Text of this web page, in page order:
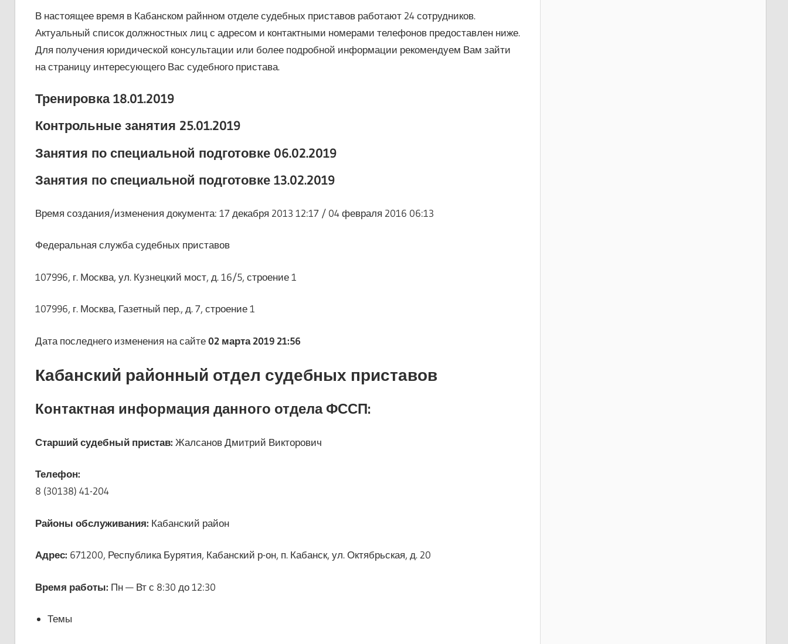
В настоящее время в Кабанском райнном отделе судебных приставов работают 24 сотрудников.
Актуальный список должностных лиц с адресом и контактными номерами телефонов предоставлен ниже.
Для получения юридической консультации или более подробной информации рекомендуем Вам зайти
на страницу интересующего Вас судебного пристава.
Тренировка 18.01.2019
Контрольные занятия 25.01.2019
Занятия по специальной подготовке 06.02.2019
Занятия по специальной подготовке 13.02.2019
Время создания/изменения документа: 17 декабря 2013 12:17 / 04 февраля 2016 06:13
Федеральная служба судебных приставов
107996, г. Москва, ул. Кузнецкий мост, д. 16/5, строение 1
107996, г. Москва, Газетный пер., д. 7, строение 1
Дата последнего изменения на сайте02 марта 2019 21:56
Кабанский районный отдел судебных приставов
Контактная информация данного отдела ФССП:
Старший судебный пристав: Жалсанов Дмитрий Викторович
Телефон:
8 (30138) 41-204
Районы обслуживания: Кабанский район
Адрес: 671200, Республика Бурятия, Кабанский р-он, п. Кабанск, ул. Октябрьская, д. 20
Время работы: Пн — Вт с 8:30 до 12:30
Темы